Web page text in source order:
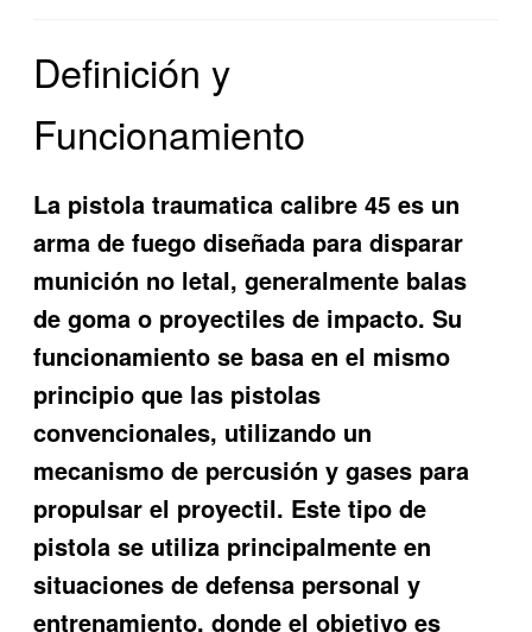
Definición y
Funcionamiento
La pistola traumatica calibre 45 es un
arma de fuego diseñada para disparar
munición no letal, generalmente balas
de goma o proyectiles de impacto. Su
funcionamiento se basa en el mismo
principio que las pistolas
convencionales, utilizando un
mecanismo de percusión y gases para
propulsar el proyectil. Este tipo de
pistola se utiliza principalmente en
situaciones de defensa personal y
entrenamiento, donde el objetivo es